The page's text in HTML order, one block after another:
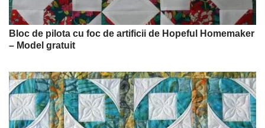
Bloc de pilota cu foc de artificii de Hopeful Homemaker
– Model gratuit